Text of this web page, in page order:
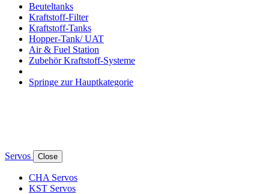
Beuteltanks
Kraftstoff-Filter
Kraftstoff-Tanks
Hopper-Tank/ UAT
Air & Fuel Station
Zubehör Kraftstoff-Systeme
Springe zur Hauptkategorie
Servos Close
CHA Servos
KST Servos